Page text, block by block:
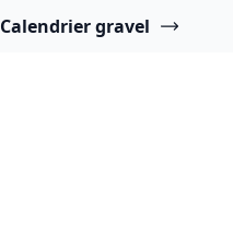
Calendrier gravel